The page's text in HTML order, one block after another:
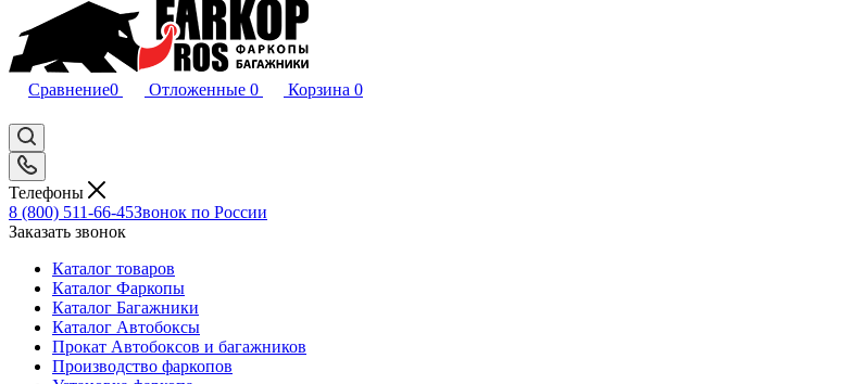
Сравнение0 Отложенные 0 Корзина 0
Телефоны
8 (800) 511-66-45Звонок по России
Заказать звонок
Каталог товаров
Каталог Фаркопы
Каталог Багажники
Каталог Автобоксы
Прокат Автобоксов и багажников
Производство фаркопов